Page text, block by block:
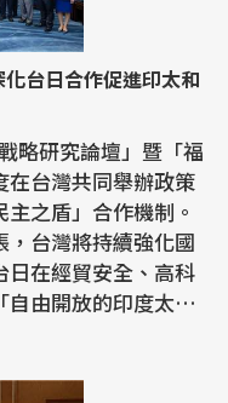
略研究論壇」暨「福
在台灣共同舉辦政策
之盾」合作機制。
台灣將持續強化國
日在經貿安全、高科
由開放的印度太平